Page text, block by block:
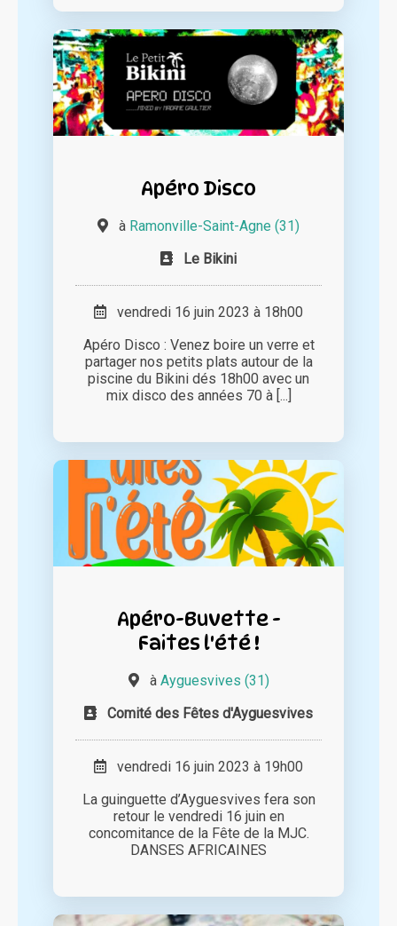
Apéro Disco
à Ramonville-Saint-Agne (31)
Le Bikini
vendredi 16 juin 2023 à 18h00
Apéro Disco : Venez boire un verre et
partager nos petits plats autour de la
piscine du Bikini dés 18h00 avec un
mix disco des années 70 à [...]
Apéro-Buvette -
Faites l'été !
à Ayguesvives (31)
Comité des Fêtes d'Ayguesvives
vendredi 16 juin 2023 à 19h00
La guinguette d’Ayguesvives fera son
retour le vendredi 16 juin en
concomitance de la Fête de la MJC.
DANSES AFRICAINES